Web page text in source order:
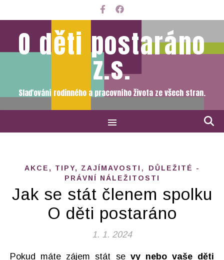
O děti postaráno
z.s.
Slaďování rodinného a pracovního života ze všech stran.
AKCE, TIPY, ZAJÍMAVOSTI ,
DŮLEŽITÉ -
PRÁVNÍ NÁLEŽITOSTI
Jak se stát členem spolku
O děti postaráno
1. 1. 2024
Pokud máte zájem stát se vy nebo vaše děti